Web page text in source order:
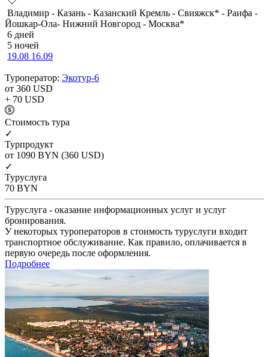
Владимир - Казань - Казанский Кремль - Свияжск* - Раифа -
Йошкар-Ола- Нижний Новгород - Москва*
6 дней
5 ночей
19.08 16.09
Туроператор: Экотур-6
от 360 USD
+ 70 USD
Cтоимость тура
✓
Турпродукт
от 1090 BYN (360 USD)
✓
Туруслуга
70 BYN
Туруслуга - оказание информационных услуг и услуг
бронирования.
У некоторых туроператоров в стоимость туруслуги входит
транспортное обслуживание. Как правило, оплачивается в
первую очередь после оформления.
Подробнее